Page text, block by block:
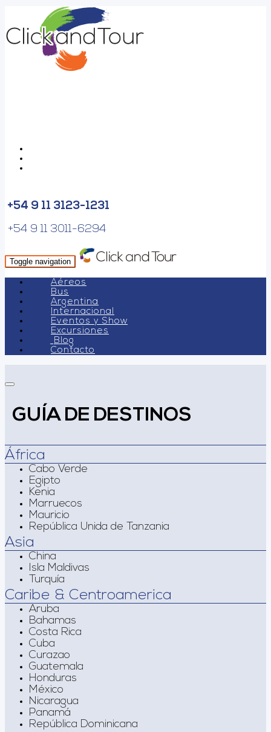
+54 9 11 3123-1231
+54 9 11 3011-6294
Toggle navigation
Aéreos
Bus
Argentina
Internacional
Eventos y Show
Excursiones
Blog
Contacto
GUÍA DE DESTINOS
África
Cabo Verde
Egipto
Kenia
Marruecos
Mauricio
República Unida de Tanzania
Asia
China
Isla Maldivas
Turquía
Caribe & Centroamerica
Aruba
Bahamas
Costa Rica
Cuba
Curazao
Guatemala
Honduras
México
Nicaragua
Panamá
República Dominicana